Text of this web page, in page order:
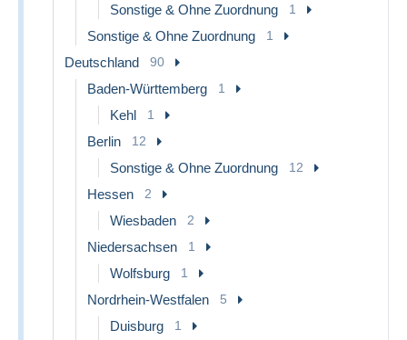
Sonstige & Ohne Zuordnung 1
Sonstige & Ohne Zuordnung 1
Deutschland 90
Baden-Württemberg 1
Kehl 1
Berlin 12
Sonstige & Ohne Zuordnung 12
Hessen 2
Wiesbaden 2
Niedersachsen 1
Wolfsburg 1
Nordrhein-Westfalen 5
Duisburg 1